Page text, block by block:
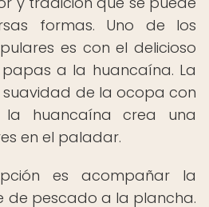
formas. Uno de los
es con el delicioso
a la huancaína. La
de la ocopa con
huancaína crea una
en el paladar.
es acompañar la
de pescado a la plancha.